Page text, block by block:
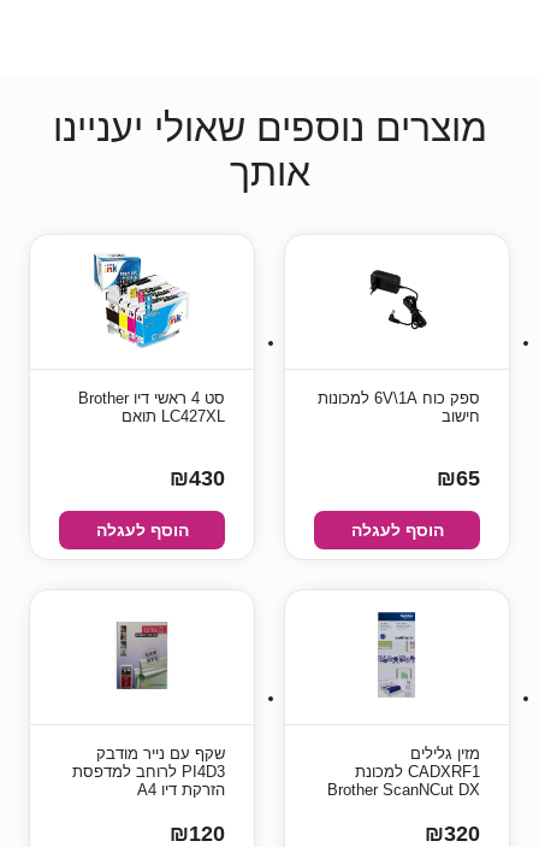
מוצרים נוספים שאולי יעניינו
אותך
ספק כוח 6V\1A למכונות
חישוב
₪65
הוסף לעגלה
סט 4 ראשי דיו Brother
LC427XL תואם
₪430
הוסף לעגלה
מזין גלילים
CADXRF1 למכונת
Brother ScanNCut DX
₪320
שקף עם נייר מודבק
PI4D3 לרוחב למדפסת
הזרקת דיו A4
₪120